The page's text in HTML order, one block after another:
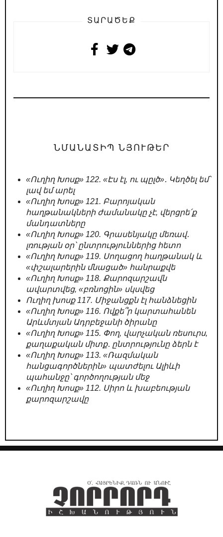
ՏԱՐԱԾԵՔ
ՆՄԱՆԱՏԻՊ ՆՅՈՒԹԵՐ
«Ուղիղ Խոսք» 122. «Էս էլ, ու պըլծ»․ Կեղծել եմ՝
լավ եմ արել
«Ուղիղ Խոսք» 121. Բարոյական
հաղթանակների ժամանակը չէ, վերցրե՛ք
մանդատները
«Ուղիղ Խոսք» 120. Գրասենյակը մեռավ․
լռության օր՝ ընտրություններից հետո
«Ուղիղ Խոսք» 119. Սողացող հաղթանակ և
«փշալարերին մնացած» հանրաքվե
«Ուղիղ Խոսք» 118. Քարոզարշավն
ավարտվեց, «բռնոցին» սկսվեց
Ուղիղ խոսք 117. Միջանցքն էլ հանձնեցին
«Ուղիղ Խոսք» 116. Ովքե՞ր կարտահանեն
Արևմտյան Ադրբեջանի ծիրանը
«Ուղիղ Խոսք» 115. Փող, վարչական ռեսուրս,
քաղաքական միտք․ ընտրությունը ձերն է
«Ուղիղ Խոսք» 113. «Ռազմական
հանցագործներին» պատժելու Ալիևի
պահանջը՝ գործողության մեջ
«Ուղիղ Խոսք» 112. Սիրո և խաբեության
քարոզարշավը